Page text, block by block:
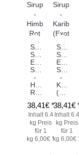
Sneky
Slush
Eis
Sirup
-
Himbeere
38,41€ *
Inhalt 6.4
kg Preis
für 1
kg 6,00€ *
Sneky
Slush
Eis
Sirup
-
Karibik
38,41€
Inhalt 6.4
kg Preis
für 1
kg 6,00€